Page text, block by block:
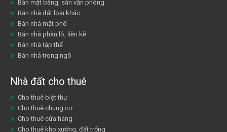
Bán mặt bằng, sàn văn phòng
Bán nhà đất loại khác
Bán nhà mặt phố
Bán nhà phân lô, liền kề
Bán nhà tập thể
Bán nhà trong ngõ
Nhà đất cho thuê
Cho thuê biệt thự
Cho thuê chung cư
Cho thuê cửa hàng
Cho thuê kho xưởng, đất trống